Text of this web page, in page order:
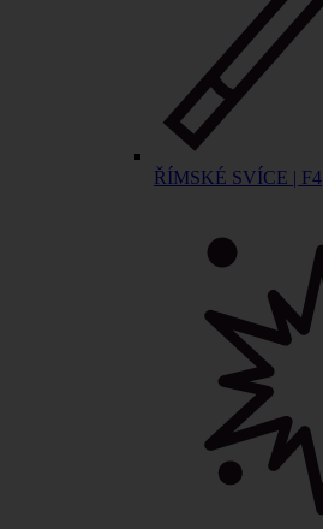
ŘÍMSKÉ SVÍCE | F4